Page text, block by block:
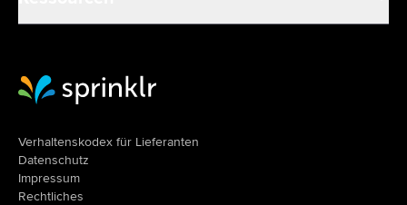
Sprinklr Website Home
Verhaltenskodex für Lieferanten
Datenschutz
Impressum
Rechtliches